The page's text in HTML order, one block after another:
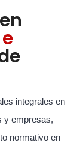
integrales en
y empresas,
normativo en